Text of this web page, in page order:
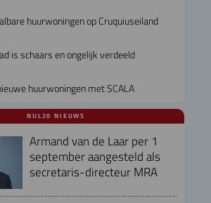
huurwoningen op Cruquiuseiland
is schaars en ongelijk verdeeld
huurwoningen met SCALA
NUL20 NIEUWS
Armand van de Laar per 1
september aangesteld als
secretaris-directeur MRA